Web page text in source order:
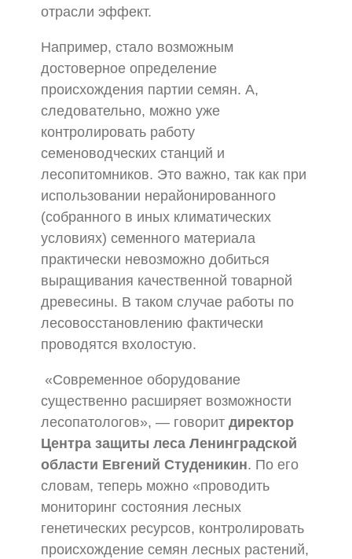
отрасли эффект.
Например, стало возможным
достоверное определение
происхождения партии семян. А,
следовательно, можно уже
контролировать работу
семеноводческих станций и
лесопитомников. Это важно, так как при
использовании нерайонированного
(собранного в иных климатических
условиях) семенного материала
практически невозможно добиться
выращивания качественной товарной
древесины. В таком случае работы по
лесовосстановлению фактически
проводятся вхолостую.
«Современное оборудование
существенно расширяет возможности
лесопатологов», — говорит директор
Центра защиты леса Ленинградской
области Евгений Студеникин. По его
словам, теперь можно «проводить
мониторинг состояния лесных
генетических ресурсов, контролировать
происхождение семян лесных растений,